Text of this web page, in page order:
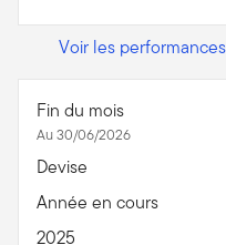
Voir les
Fin du mois
Au 30/06/2026
Devise
Année en cours
2025